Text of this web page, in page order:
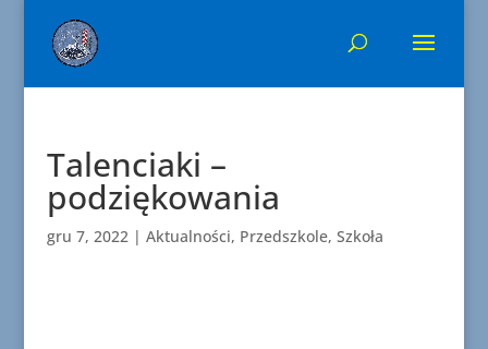
Talenciaki –
podziękowania
gru 7, 2022| Aktualności, Przedszkole, Szkoła